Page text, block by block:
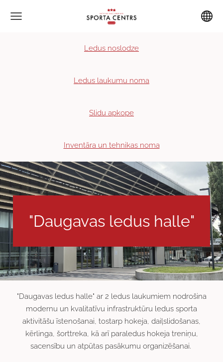
Ledus noslodze
Ledus laukumu noma
Slidu apkope
Inventāra un tehnikas noma
"Daugavas ledus halle"
"Daugavas ledus halle" ar 2 ledus laukumiem nodrošina
modernu un kvalitatīvu infrastruktūru ledus sporta
aktivitāšu īstenošanai, tostarp hokeja, daiļslidošanas,
kērlinga, šorttreka, kā arī paraledus hokeja treniņu,
sacensību un atpūtas pasākumu organizēšanai.